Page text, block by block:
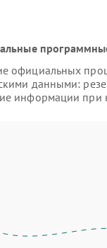
официальных
данными:
информации при